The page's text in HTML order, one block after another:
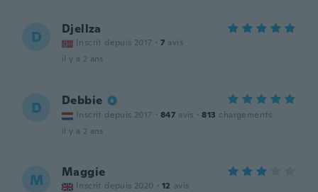
D Djellza
Inscrit depuis 2017 · 7 avis
il y a 2 ans
D Debbie
Inscrit depuis 2017 · 847 avis · 813 chargements
il y a 2 ans
M Maggie
Inscrit depuis 2020 · 12 avis